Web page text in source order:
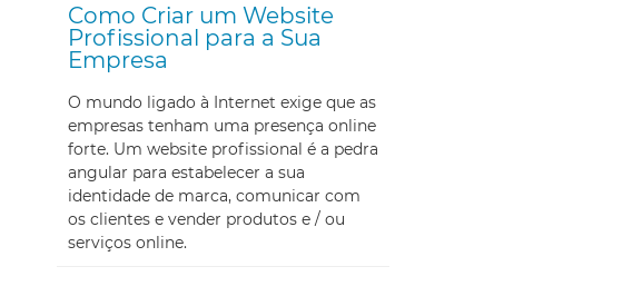
Como Criar um Website
Profissional para a Sua
Empresa
O mundo ligado à Internet exige que as
empresas tenham uma presença online
forte. Um website profissional é a pedra
angular para estabelecer a sua
identidade de marca, comunicar com
os clientes e vender produtos e / ou
serviços online.